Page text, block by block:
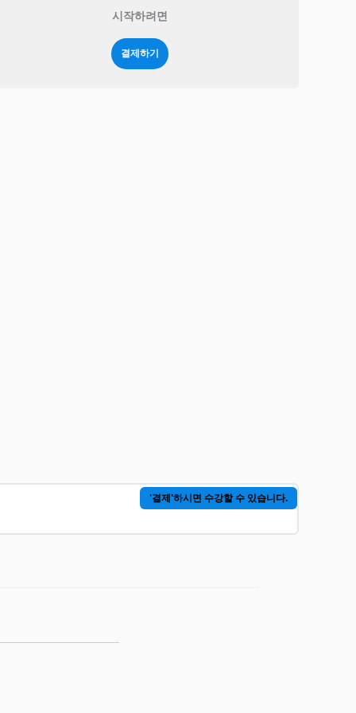
시작하려면
결제하기
'결제'하시면 수강할 수 있습니다.